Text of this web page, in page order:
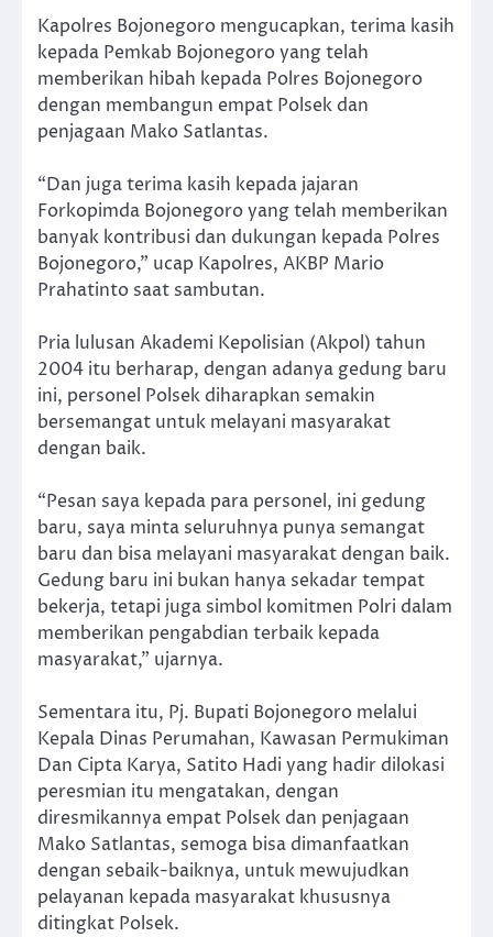
Kapolres Bojonegoro mengucapkan, terima kasih
kepada Pemkab Bojonegoro yang telah
memberikan hibah kepada Polres Bojonegoro
dengan membangun empat Polsek dan
penjagaan Mako Satlantas.
“Dan juga terima kasih kepada jajaran
Forkopimda Bojonegoro yang telah memberikan
banyak kontribusi dan dukungan kepada Polres
Bojonegoro,” ucap Kapolres, AKBP Mario
Prahatinto saat sambutan.
Pria lulusan Akademi Kepolisian (Akpol) tahun
2004 itu berharap, dengan adanya gedung baru
ini, personel Polsek diharapkan semakin
bersemangat untuk melayani masyarakat
dengan baik.
“Pesan saya kepada para personel, ini gedung
baru, saya minta seluruhnya punya semangat
baru dan bisa melayani masyarakat dengan baik.
Gedung baru ini bukan hanya sekadar tempat
bekerja, tetapi juga simbol komitmen Polri dalam
memberikan pengabdian terbaik kepada
masyarakat,” ujarnya.
Sementara itu, Pj. Bupati Bojonegoro melalui
Kepala Dinas Perumahan, Kawasan Permukiman
Dan Cipta Karya, Satito Hadi yang hadir dilokasi
peresmian itu mengatakan, dengan
diresmikannya empat Polsek dan penjagaan
Mako Satlantas, semoga bisa dimanfaatkan
dengan sebaik-baiknya, untuk mewujudkan
pelayanan kepada masyarakat khususnya
ditingkat Polsek.